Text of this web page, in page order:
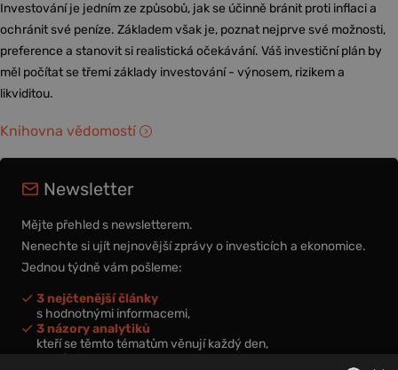
Investování je jedním ze způsobů, jak se účinně bránit proti inflaci a
ochránit své peníze. Základem však je, poznat nejprve své možnosti,
preference a stanovit si realistická očekávání. Váš investiční plán by
měl počítat se třemi základy investování - výnosem, rizikem a
likviditou.
Knihovna vědomostí
Newsletter
Mějte přehled s newsletterem.
Nenechte si ujít nejnovější zprávy o investicích a ekonomice.
Jednou týdně vám pošleme:
3 nejčtenější články
s hodnotnými informacemi,
3 názory analytiků
kteří se těmto tématům věnují každý den,
nová videa a podcasty